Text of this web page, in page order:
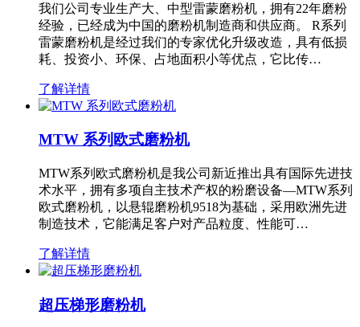
我们公司专业生产大、中型雷蒙磨粉机，拥有22年磨粉
经验，已经成为中国的磨粉机制造商和供应商。 R系列
雷蒙磨粉机是经过我们的专家优化升级改造，具有低损
耗、投资小、环保、占地面积小等优点，它比传…
了解详情
MTW 系列欧式磨粉机
MTW系列欧式磨粉机是我公司新近推出具有国际先进技
术水平，拥有多项自主技术产权的粉磨设备—MTW系列
欧式磨粉机，以悬辊磨粉机9518为基础，采用欧洲先进
制造技术，它能满足客户对产品粒度、性能可…
了解详情
超压梯形磨粉机